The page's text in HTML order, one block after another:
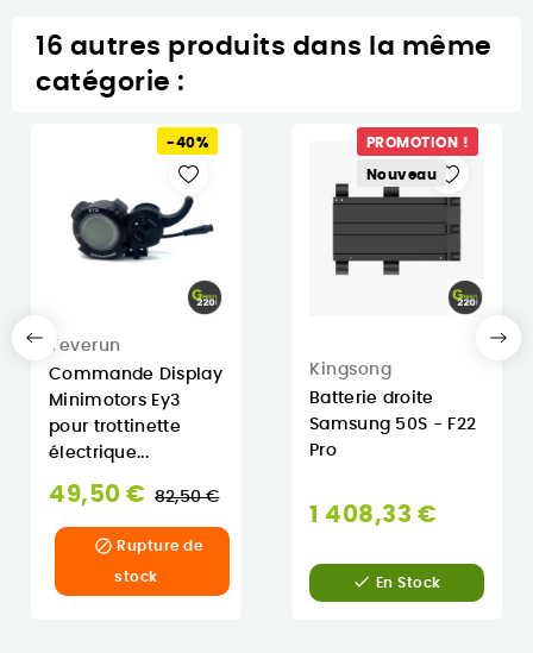
16 autres produits dans la même
catégorie :
-40%
Teverun
Commande Display
Minimotors Ey3
pour trottinette
électrique...
49,50 € Prix
normal
82,50 €
 Rupture de
stock
PROMOTION !
Nouveau
Kingsong
Batterie droite
Samsung 50S - F22
Pro
1 408,33 €
 En Stock